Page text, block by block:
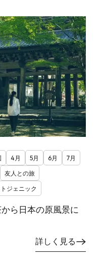
4月 5月 6月
7月
友人との旅
ジェニック
ら日本の原風景に
詳しく見る